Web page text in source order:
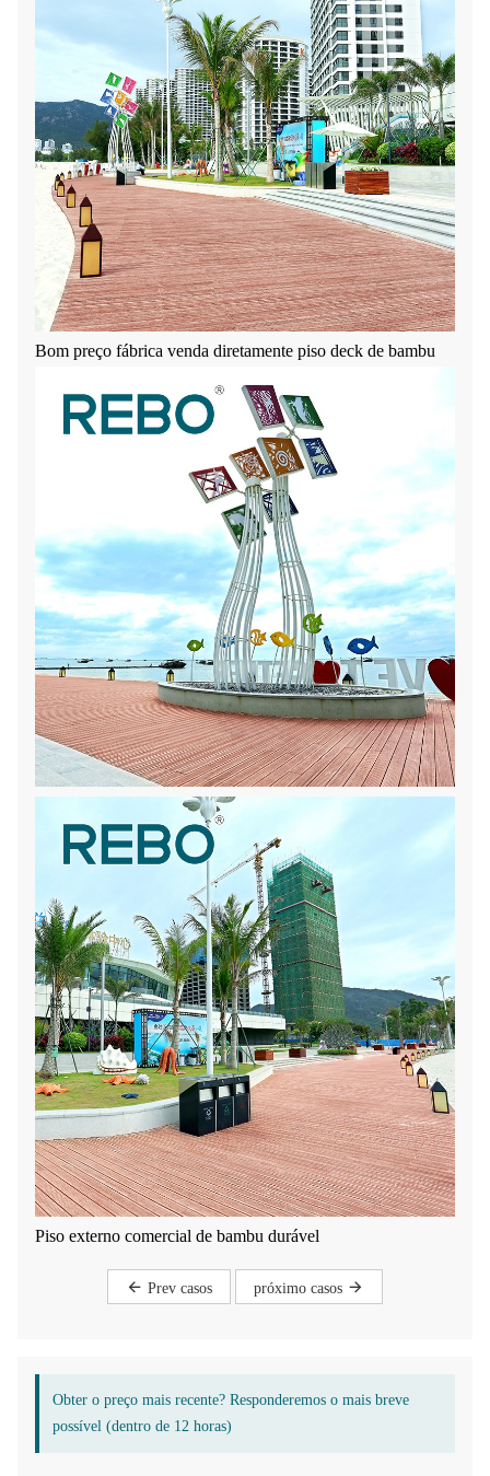
Bom preço fábrica venda diretamente piso deck de bambu
Piso externo comercial de bambu durável
Prev casos próximo casos
Obter o preço mais recente? Responderemos o mais breve
possível (dentro de 12 horas)